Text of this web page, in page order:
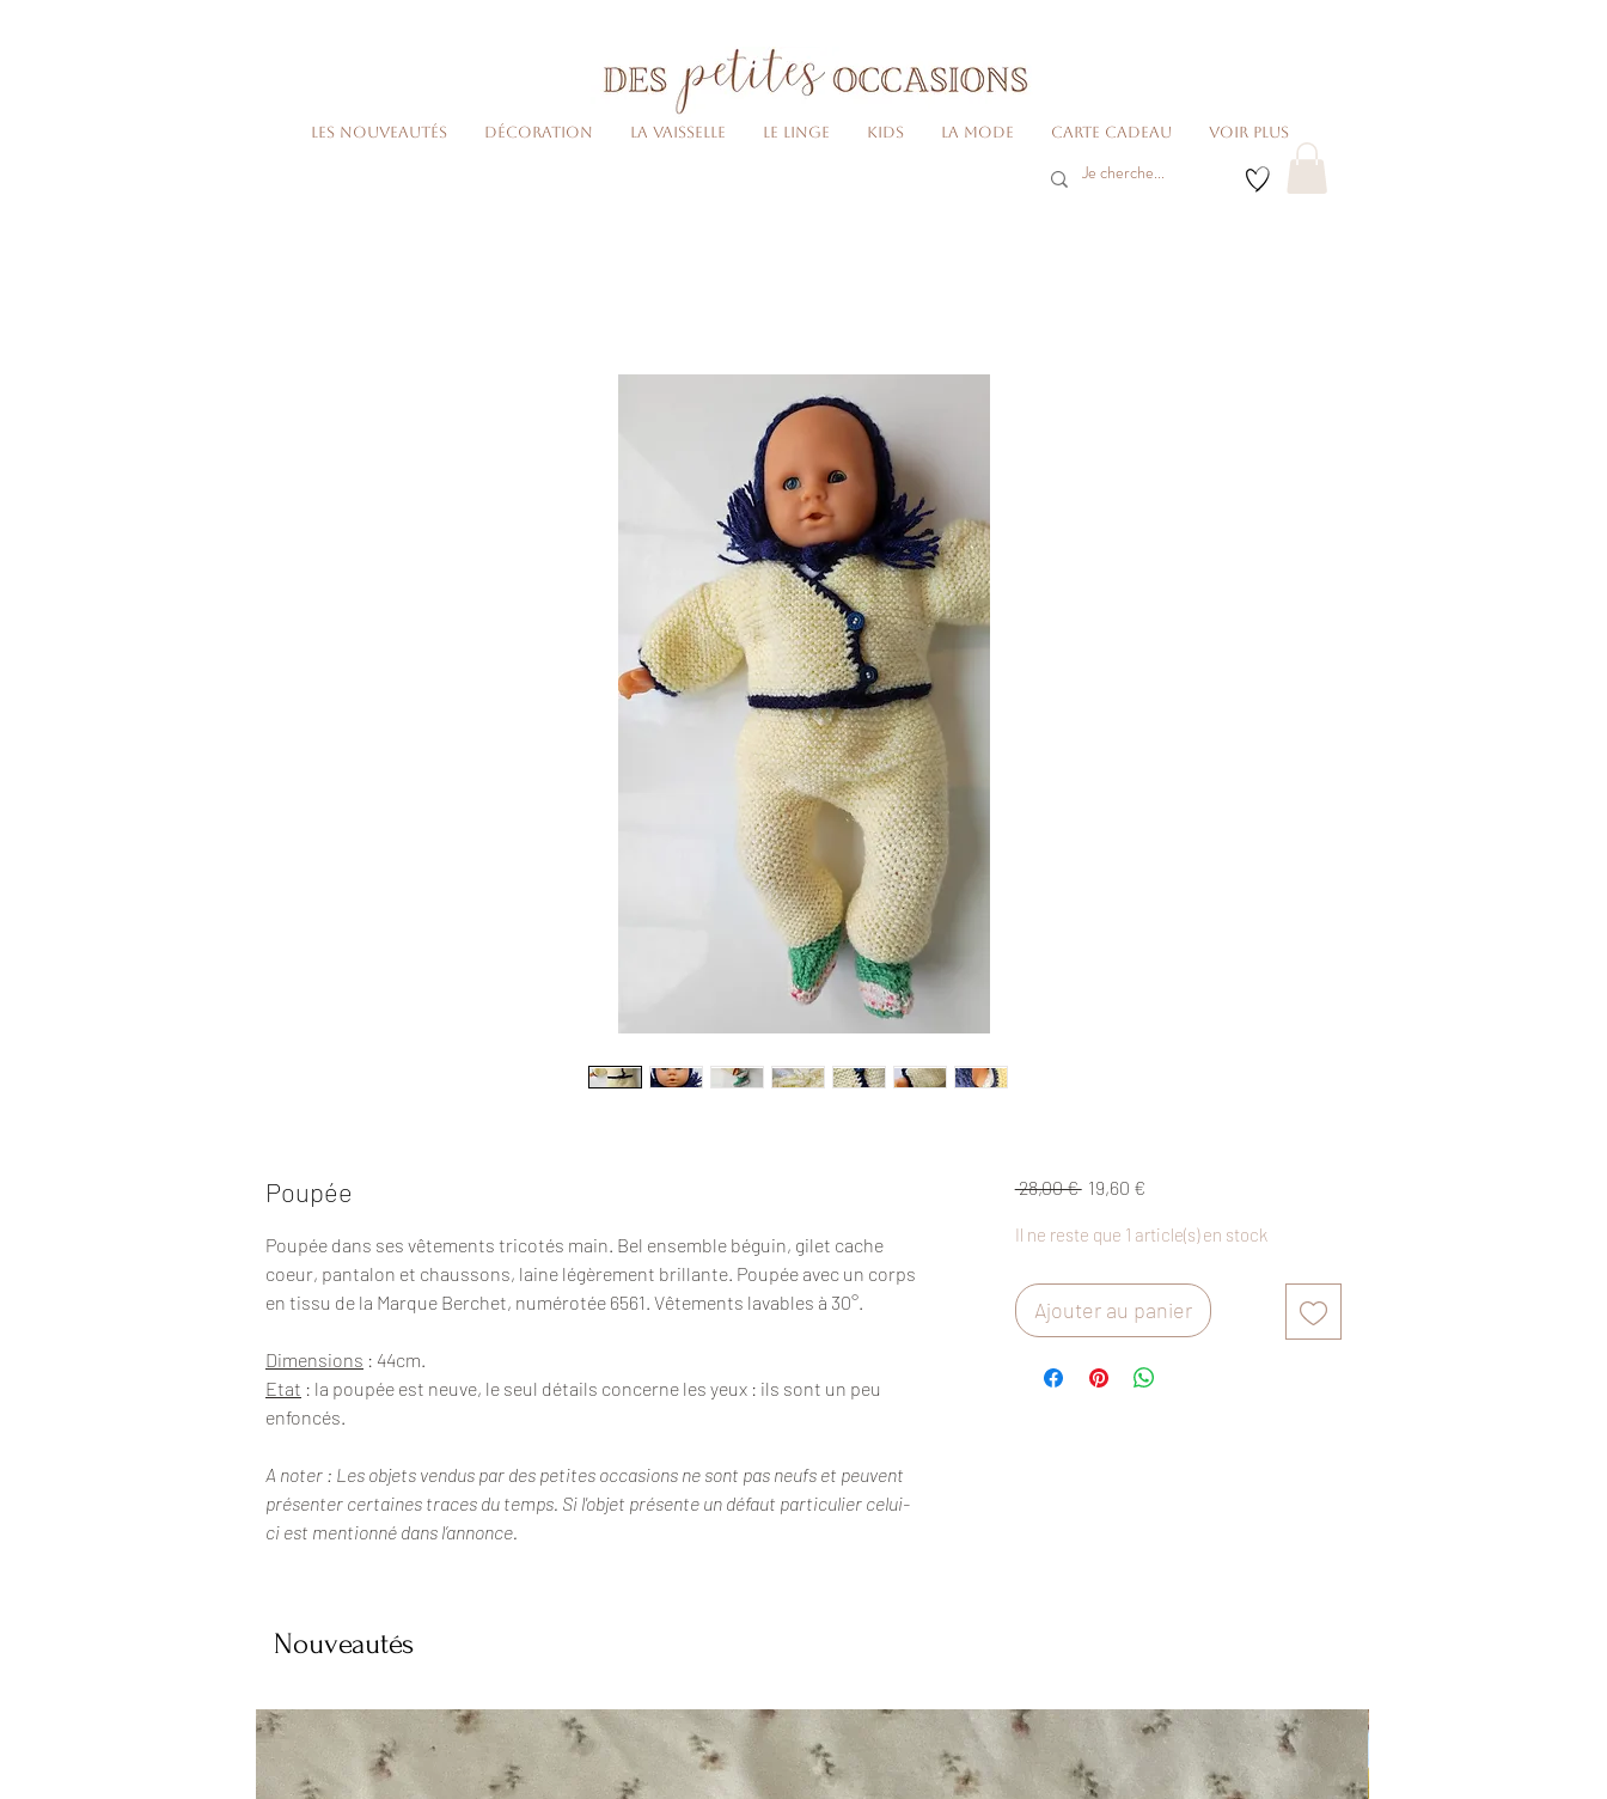
Les nouveautés Décoration La vaisselle Le linge Kids La Mode Carte cadeau voir plus
Poupée
Poupée dans ses vêtements tricotés main. Bel ensemble béguin, gilet cache
coeur, pantalon et chaussons, laine légèrement brillante. Poupée avec un corps
en tissu de la Marque Berchet, numérotée 6561. Vêtements lavables à 30°.
Dimensions : 44cm.
Etat : la poupée est neuve, le seul détails concerne les yeux : ils sont un peu
enfoncés.
A noter : Les objets vendus par des petites occasions ne sont pas neufs et peuvent
présenter certaines traces du temps. Si l'objet présente un défaut particulier celui-
ci est mentionné dans l’annonce.
28,00 € Prix
19,60 €Prix
Il ne reste que 1 article(s) en stock
Ajouter au panier
Nouveautés